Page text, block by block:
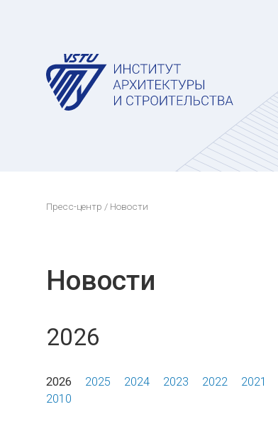
Пресс-центр / Новости
Новости
2026
2026 2025 2024 2023 2022 2021
2010